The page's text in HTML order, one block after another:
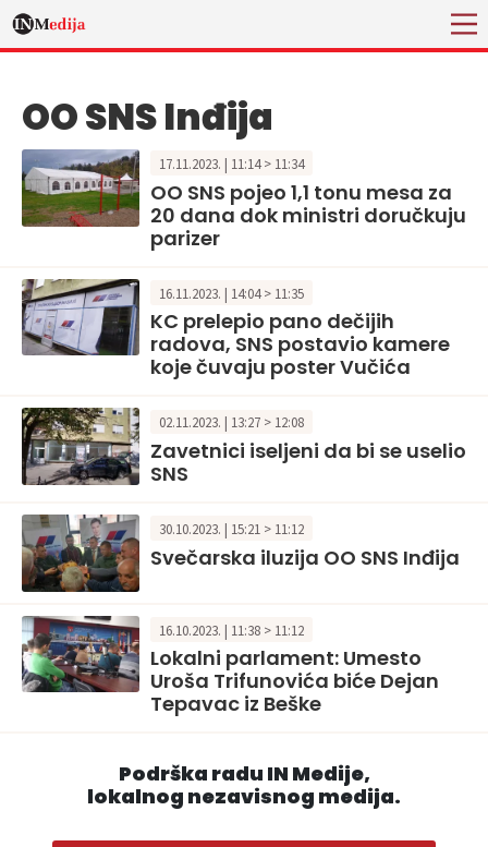
OO SNS Inđija
17.11.2023. | 11:14 > 11:34
OO SNS pojeo 1,1 tonu mesa za
20 dana dok ministri doručkuju
parizer
16.11.2023. | 14:04 > 11:35
KC prelepio pano dečijih
radova, SNS postavio kamere
koje čuvaju poster Vučića
02.11.2023. | 13:27 > 12:08
Zavetnici iseljeni da bi se uselio
SNS
30.10.2023. | 15:21 > 11:12
Svečarska iluzija OO SNS Inđija
16.10.2023. | 11:38 > 11:12
Lokalni parlament: Umesto
Uroša Trifunovića biće Dejan
Tepavac iz Beške
Podrška radu IN Medije,
lokalnog nezavisnog medija.